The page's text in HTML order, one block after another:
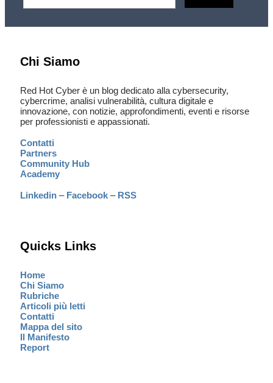
Chi Siamo
Red Hot Cyber è un blog dedicato alla cybersecurity,
cybercrime, analisi vulnerabilità, cultura digitale e
innovazione, con notizie, approfondimenti, eventi e risorse
per professionisti e appassionati.
Contatti
Partners
Community Hub
Academy
Linkedin – Facebook – RSS
Quicks Links
Home
Chi Siamo
Rubriche
Articoli più letti
Contatti
Mappa del sito
Il Manifesto
Report